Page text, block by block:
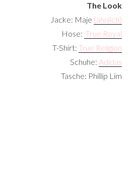
The Look
Jacke: Maje (ähnlich)
Hose: True Royal
T-Shirt: True Religion
Schuhe: Adidas
Tasche: Phillip Lim